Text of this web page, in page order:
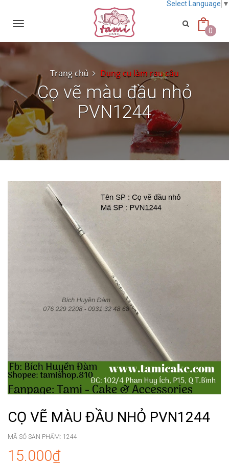
Select Language ▼
0
Toggle
Trang chủ Dụng cụ làm rau câu
Cọ vẽ màu đầu nhỏ
PVN1244
CỌ VẼ MÀU ĐẦU NHỎ PVN1244
MÃ SỐ SẢN PHẨM: 1244
15.000₫